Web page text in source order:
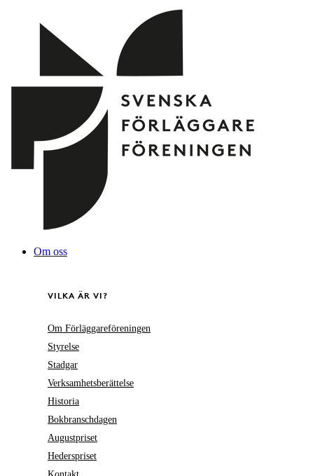
Om oss
VILKA ÄR VI?
Om Förläggareföreningen
Styrelse
Stadgar
Verksamhetsberättelse
Historia
Bokbranschdagen
Augustpriset
Hederspriset